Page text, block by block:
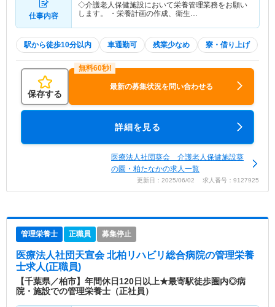
仕事内容
◇介護老人保健施設において栄養管理業務をお願い
します。 ・栄養計画の作成、衛生…
駅から徒歩10分以内 車通勤可 残業少なめ 寮・借り上げ
保存する
最新の募集状況を問い合わせる
詳細を見る
医療法人社団葵会 介護老人保健施設葵
の園・柏たなかの求人一覧
更新日：2025/06/02 求人番号：9127925
管理栄養士 正職員 募集停止
医療法人社団天宣会 北柏リハビリ総合病院の管理栄養
士求人(正職員)
【千葉県／柏市】年間休日120日以上★最寄駅徒歩圏内◎病
院・施設での管理栄養士（正社員）